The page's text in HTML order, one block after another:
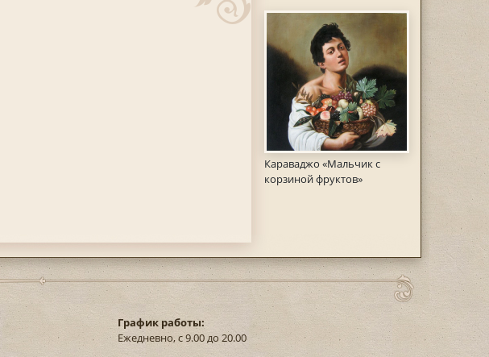
Караваджо «Мальчик с
корзиной фруктов»
График работы:
Ежедневно, с 9.00 до 20.00